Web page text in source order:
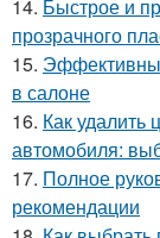
14. Быстрое и
прозрачного
15.
в салоне
16. Как удалить
автомобиля:
17. Полное
рекомендации